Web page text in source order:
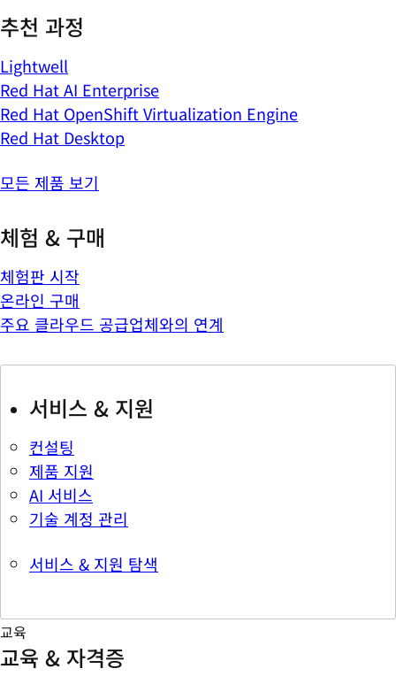
추천 과정
Lightwell
Red Hat AI Enterprise
Red Hat OpenShift Virtualization Engine
Red Hat Desktop
모든 제품 보기
체험 & 구매
체험판 시작
온라인 구매
주요 클라우드 공급업체와의 연계
서비스 & 지원
컨설팅
제품 지원
AI 서비스
기술 계정 관리
서비스 & 지원 탐색
교육
교육 & 자격증